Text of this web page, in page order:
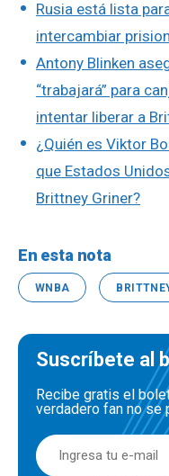
Rusia está lista
intercambiar
Antony Blinken
“trabajará” para
intentar liberar a
¿Quién es Viktor
que Estados
Brittney Griner?
En esta nota
WNBA
Suscríbete al
Recibe gratis el
verdadero fan no se